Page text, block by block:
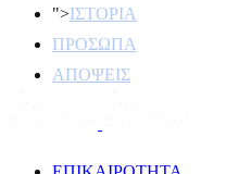
">ΙΣΤΟΡΙΑ
ΠΡΟΣΩΠΑ
ΑΠΟΨΕΙΣ